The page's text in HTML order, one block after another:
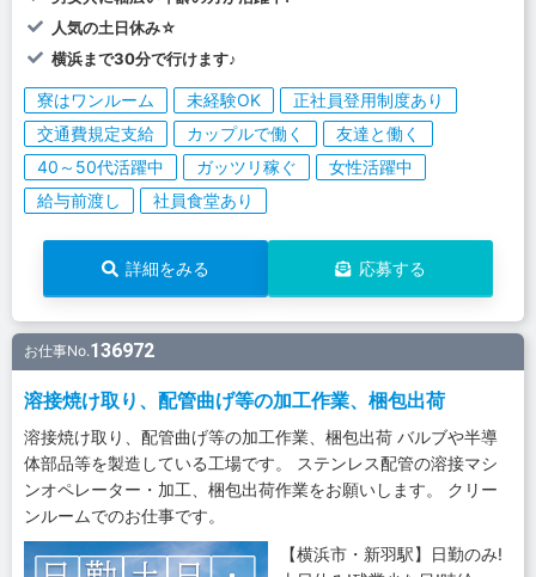
人気の土日休み☆
横浜まで30分で行けます♪
寮はワンルーム 未経験OK
正社員登用制度あり
交通費規定支給
カップルで働く
友達と働く
40～50代活躍中
ガッツリ稼ぐ
女性活躍中
給与前渡し
社員食堂あり
詳細をみる 応募する
お仕事No.136972
溶接焼け取り、配管曲げ等の加工作業、梱包出荷
溶接焼け取り、配管曲げ等の加工作業、梱包出荷 バルブや半導
体部品等を製造している工場です。 ステンレス配管の溶接マシ
ンオペレーター・加工、梱包出荷作業をお願いします。 クリー
ンルームでのお仕事です。
【横浜市・新羽駅】日勤のみ!